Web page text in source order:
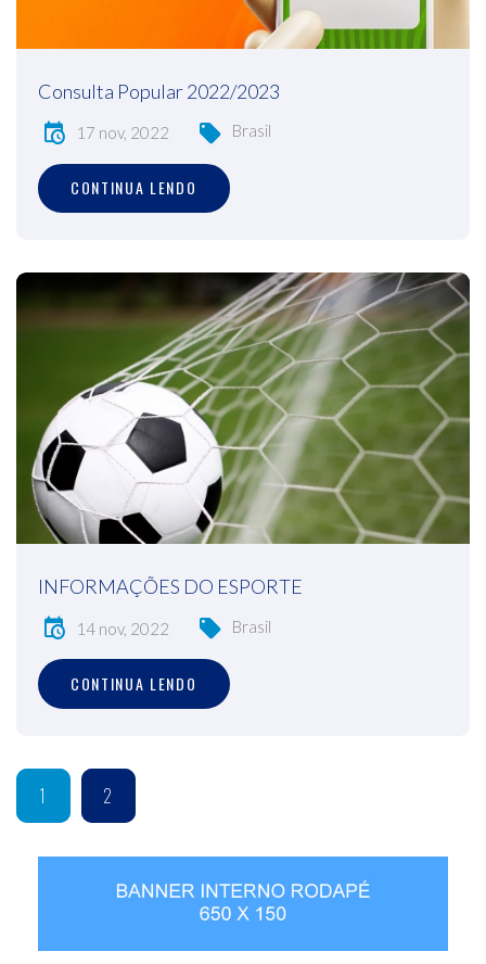
Consulta Popular 2022/2023
17 nov, 2022 Brasil
CONTINUA LENDO
INFORMAÇÕES DO ESPORTE
14 nov, 2022 Brasil
CONTINUA LENDO
1 2